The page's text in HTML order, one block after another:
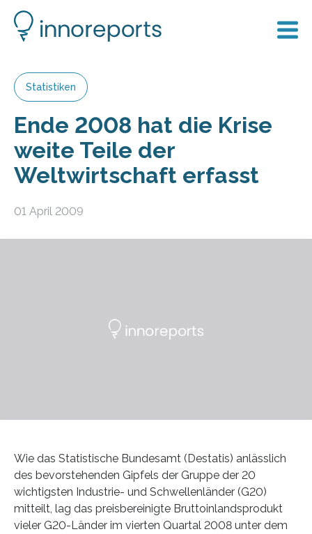
Statistiken
Ende 2008 hat die Krise
weite Teile der
Weltwirtschaft erfasst
01 April 2009
Wie das Statistische Bundesamt (Destatis) anlässlich
des bevorstehenden Gipfels der Gruppe der 20
wichtigsten Industrie- und Schwellenländer (G20)
mitteilt, lag das preisbereinigte Bruttoinlandsprodukt
vieler G20-Länder im vierten Quartal 2008 unter dem